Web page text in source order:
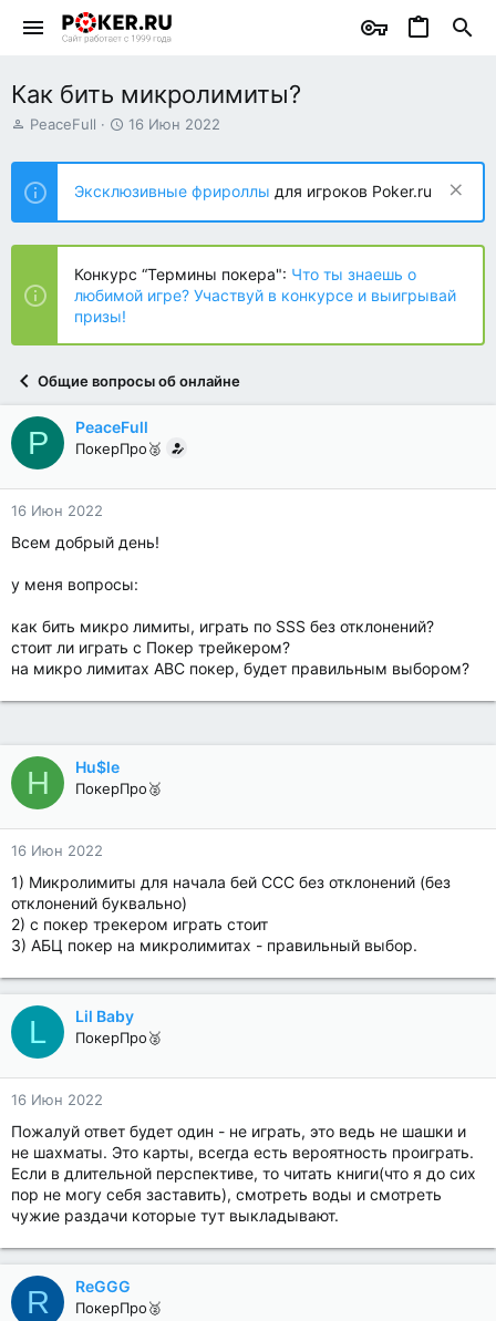
Как бить микролимиты?
А
т
о
р
т
е
ы
PeaceFull
Д
т
н
а
ч
л
а
16 Июн 2022
Эксклюзивные фрироллы для игроков Poker.ru
Конкурс “Термины покера": Что ты знаешь о
любимой игре? Участвуй в конкурсе и выигрывай
призы!
Общие вопросы об онлайне
P PeaceFull
ПокерПро🥈
16 Июн 2022
Всем добрый день!
у меня вопросы:
как бить микро лимиты, играть по SSS без отклонений?
стоит ли играть с Покер трейкером?
на микро лимитах АВС покер, будет правильным выбором?
H Hu$le
ПокерПро🥈
16 Июн 2022
1) Микролимиты для начала бей ССС без отклонений (без
отклонений буквально)
2) с покер трекером играть стоит
3) АБЦ покер на микролимитах - правильный выбор.
L Lil Baby
ПокерПро🥈
16 Июн 2022
Пожалуй ответ будет один - не играть, это ведь не шашки и
не шахматы. Это карты, всегда есть вероятность проиграть.
Если в длительной перспективе, то читать книги(что я до сих
пор не могу себя заставить), смотреть воды и смотреть
чужие раздачи которые тут выкладывают.
R ReGGG
ПокерПро🥈